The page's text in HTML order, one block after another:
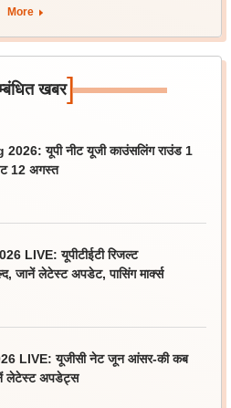
More
खबर]
यूपी नीट यूजी काउंसलिंग राउंड 1
12 अगस्त
LIVE: यूपीटीईटी रिजल्ट
लेटेस्ट अपडेट, पासिंग मार्क्स
LIVE: यूजीसी नेट जून आंसर-की कब
लेटेस्ट अपडेट्स